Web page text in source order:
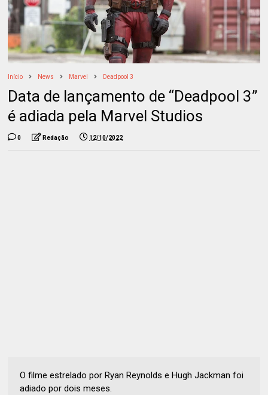
Início News Marvel Deadpool 3
Data de lançamento de “Deadpool 3”
é adiada pela Marvel Studios
0 Redação 12/10/2022
O filme estrelado por Ryan Reynolds e Hugh Jackman foi
adiado por dois meses.